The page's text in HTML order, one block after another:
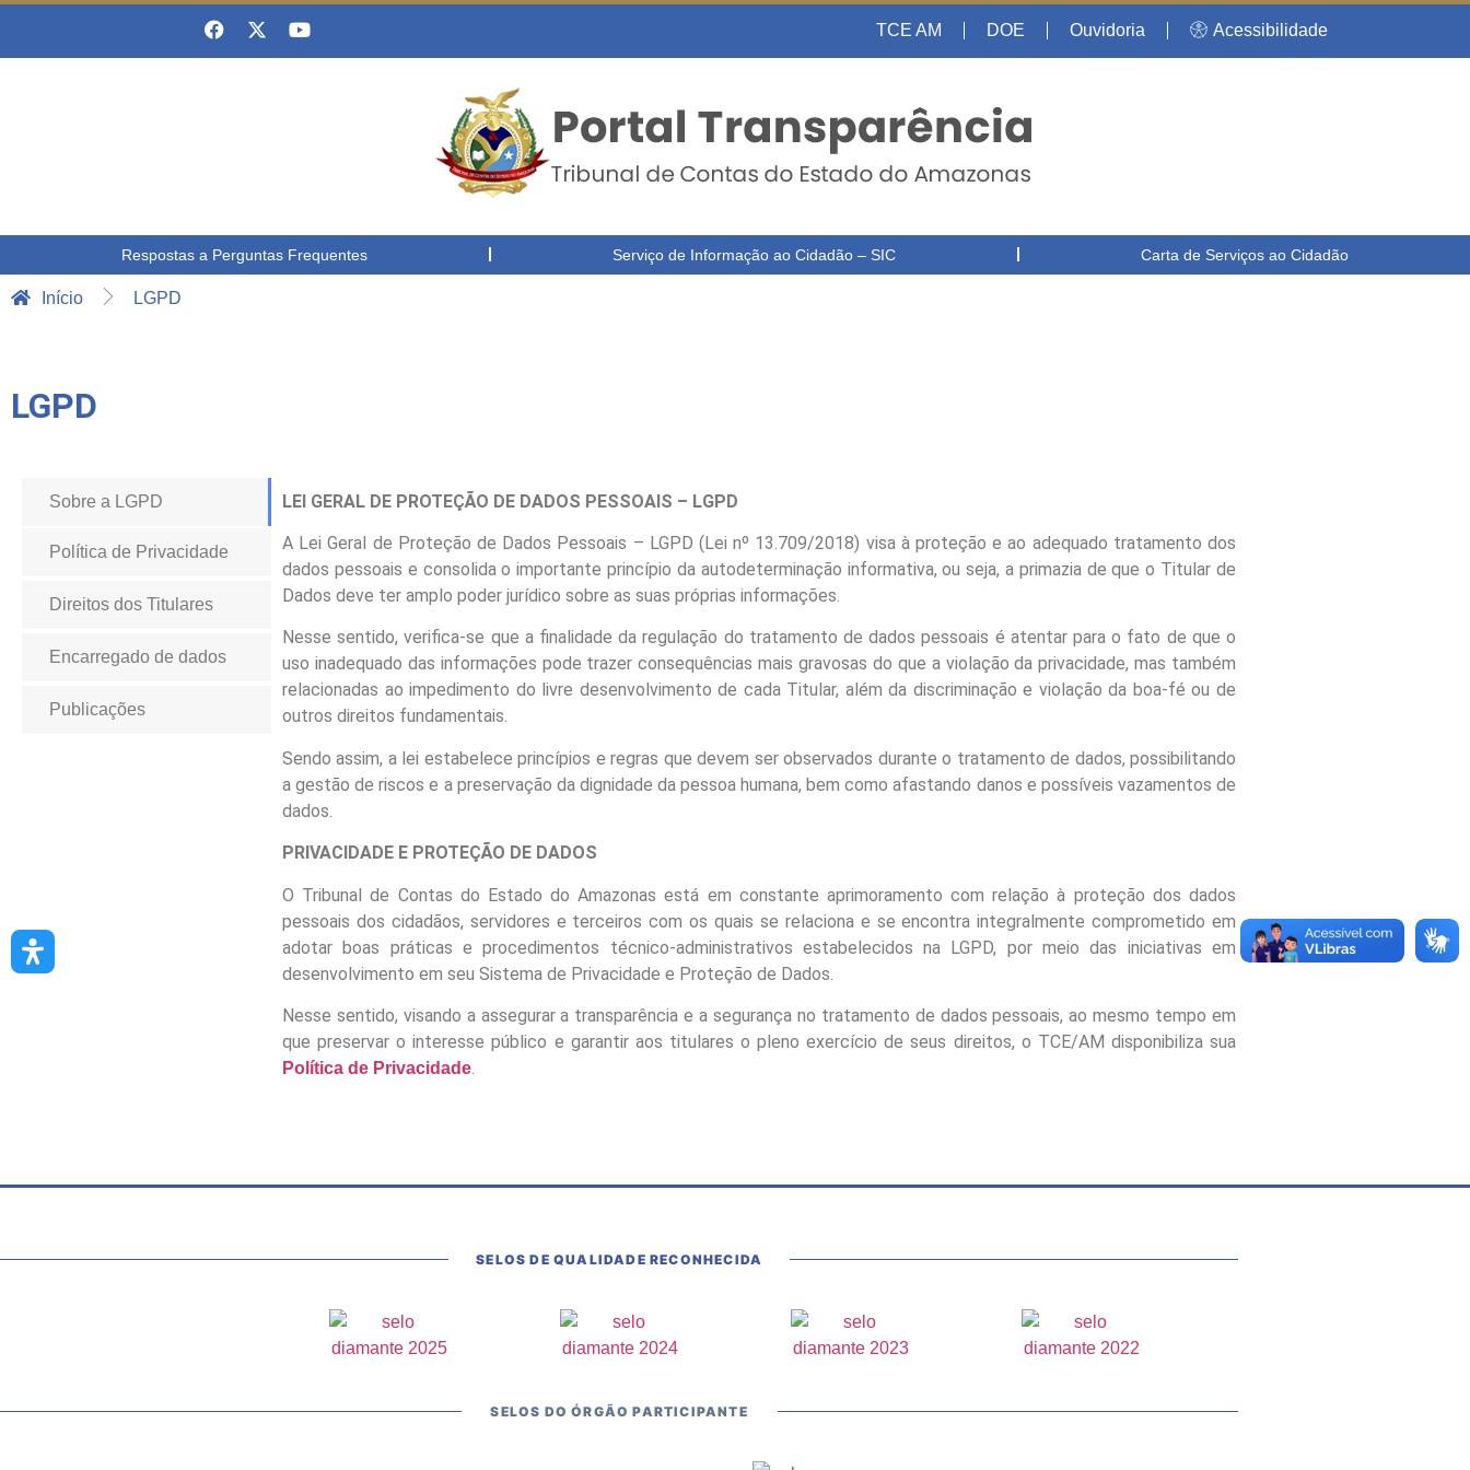
TCE AM DOE Ouvidoria Acessibilidade
Respostas a Perguntas Frequentes Serviço de Informação ao Cidadão – SIC Carta de Serviços ao Cidadão
Início LGPD
LGPD
Sobre a LGPD
Política de Privacidade
Direitos dos Titulares
Encarregado de dados
Publicações
LEI GERAL DE PROTEÇÃO DE DADOS PESSOAIS – LGPD
A Lei Geral de Proteção de Dados Pessoais – LGPD (Lei nº 13.709/2018) visa à proteção e ao adequado tratamento dos
dados pessoais e consolida o importante princípio da autodeterminação informativa, ou seja, a primazia de que o Titular de
Dados deve ter amplo poder jurídico sobre as suas próprias informações.
Nesse sentido, verifica-se que a finalidade da regulação do tratamento de dados pessoais é atentar para o fato de que o
uso inadequado das informações pode trazer consequências mais gravosas do que a violação da privacidade, mas também
relacionadas ao impedimento do livre desenvolvimento de cada Titular, além da discriminação e violação da boa-fé ou de
outros direitos fundamentais.
Sendo assim, a lei estabelece princípios e regras que devem ser observados durante o tratamento de dados, possibilitando
a gestão de riscos e a preservação da dignidade da pessoa humana, bem como afastando danos e possíveis vazamentos de
dados.
PRIVACIDADE E PROTEÇÃO DE DADOS
O Tribunal de Contas do Estado do Amazonas está em constante aprimoramento com relação à proteção dos dados
pessoais dos cidadãos, servidores e terceiros com os quais se relaciona e se encontra integralmente comprometido em
adotar boas práticas e procedimentos técnico-administrativos estabelecidos na LGPD, por meio das iniciativas em
desenvolvimento em seu Sistema de Privacidade e Proteção de Dados.
Nesse sentido, visando a assegurar a transparência e a segurança no tratamento de dados pessoais, ao mesmo tempo em
que preservar o interesse público e garantir aos titulares o pleno exercício de seus direitos, o TCE/AM disponibiliza sua
Política de Privacidade.
SELOS DE QUALIDADE RECONHECIDA
SELOS DO ÓRGÃO PARTICIPANTE